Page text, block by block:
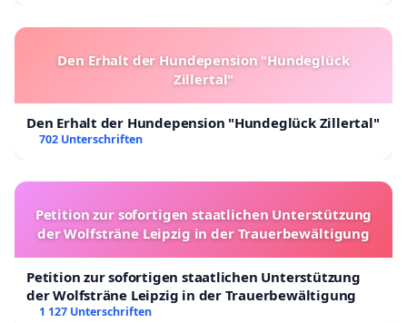
Den Erhalt der Hundepension "Hundeglück
Zillertal"
Den Erhalt der Hundepension "Hundeglück Zillertal"
702 Unterschriften
Petition zur sofortigen staatlichen Unterstützung
der Wolfsträne Leipzig in der Trauerbewältigung
Petition zur sofortigen staatlichen Unterstützung
der Wolfsträne Leipzig in der Trauerbewältigung
1 127 Unterschriften